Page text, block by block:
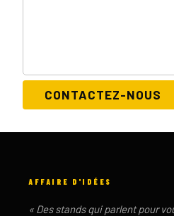
CONTACTEZ-NOUS
AFFAIRE D'IDÉES
« Des stands qui parlent pour